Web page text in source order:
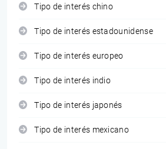
Tipo de interés chino
Tipo de interés estadounidense
Tipo de interés europeo
Tipo de interés indio
Tipo de interés japonés
Tipo de interés mexicano